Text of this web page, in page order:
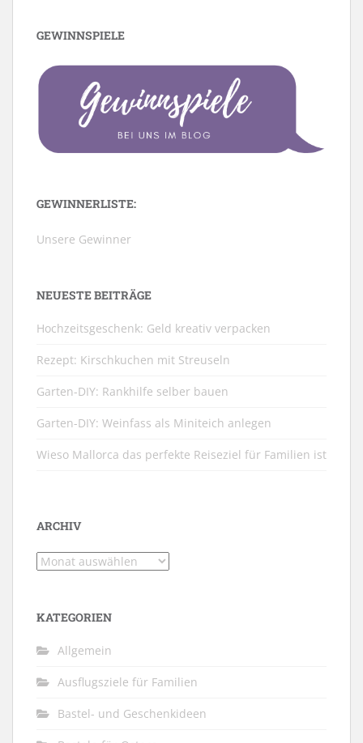
GEWINNSPIELE
GEWINNERLISTE:
Unsere Gewinner
NEUESTE BEITRÄGE
Hochzeitsgeschenk: Geld kreativ verpacken
Rezept: Kirschkuchen mit Streuseln
Garten-DIY: Rankhilfe selber bauen
Garten-DIY: Weinfass als Miniteich anlegen
Wieso Mallorca das perfekte Reiseziel für Familien ist
ARCHIV
Archiv
KATEGORIEN
Allgemein
Ausflugsziele für Familien
Bastel- und Geschenkideen